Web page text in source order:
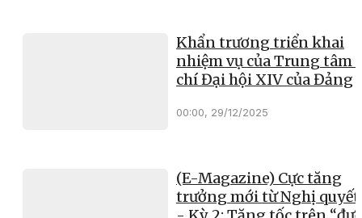
Khẩn trương triển khai
nhiệm vụ của Trung tâm
chí Đại hội XIV của Đảng
00:00, 29/12/2025
(E-Magazine) Cực tăng
trưởng mới từ Nghị quyết